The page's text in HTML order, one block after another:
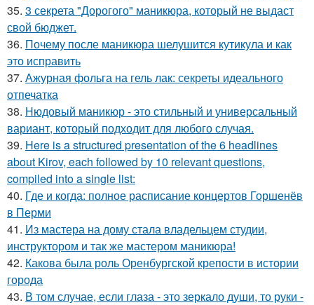
35. 3 секрета "Дорогого" маникюра, который не выдаст
свой бюджет.
36. Почему после маникюра шелушится кутикула и как
это исправить
37. Ажурная фольга на гель лак: секреты идеального
отпечатка
38. Нюдовый маникюр - это стильный и универсальный
вариант, который подходит для любого случая.
39. Here is a structured presentation of the 6 headlines
about Kirov, each followed by 10 relevant questions,
compiled into a single list:
40. Где и когда: полное расписание концертов Горшенёв
в Перми
41. Из мастера на дому стала владельцем студии,
инструктором и так же мастером маникюра!
42. Какова была роль Оренбургской крепости в истории
города
43. В том случае, если глаза - это зеркало души, то руки -